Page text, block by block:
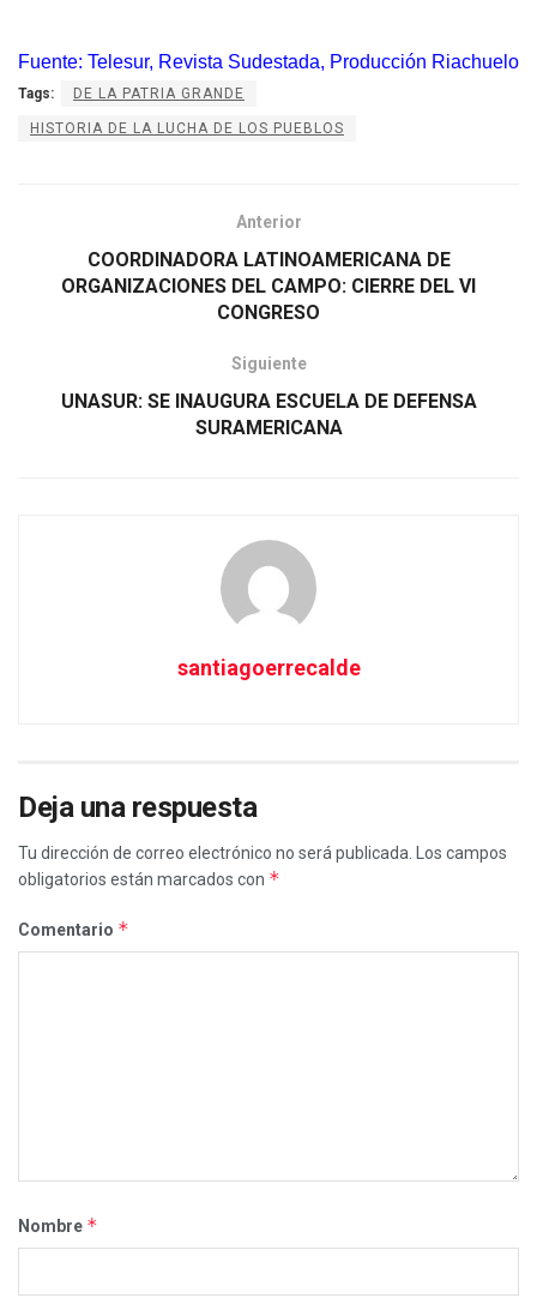
Fuente: Telesur, Revista Sudestada, Producción Riachuelo
Tags: DE LA PATRIA GRANDE
HISTORIA DE LA LUCHA DE LOS PUEBLOS
Anterior
COORDINADORA LATINOAMERICANA DE
ORGANIZACIONES DEL CAMPO: CIERRE DEL VI
CONGRESO
Siguiente
UNASUR: SE INAUGURA ESCUELA DE DEFENSA
SURAMERICANA
santiagoerrecalde
Deja una respuesta
Tu dirección de correo electrónico no será publicada.
Los campos
obligatorios están marcados con *
Comentario *
Nombre *